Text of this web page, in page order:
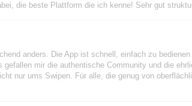
die beste Plattform die ich kenne! Sehr gut
anders. Die App ist schnell, einfach zu
gefallen mir die authentische Community und die
nur ums Swipen. Für alle, die genug von